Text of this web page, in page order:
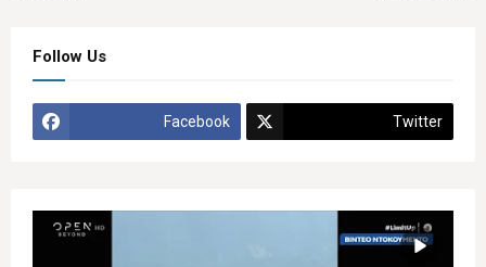
Follow Us
Facebook Twitter